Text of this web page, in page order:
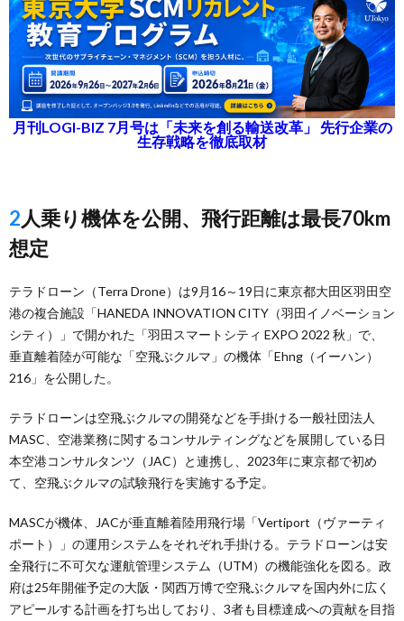
月刊LOGI-BIZ 7月号は「未来を創る輸送改革」 先行企業の
生存戦略を徹底取材
2人乗り機体を公開、飛行距離は最長70km
想定
テラドローン（Terra Drone）は9月16～19日に東京都大田区羽田空
港の複合施設「HANEDA INNOVATION CITY（羽田イノベーション
シティ）」で開かれた「羽田スマートシティ EXPO 2022 秋」で、
垂直離着陸が可能な「空飛ぶクルマ」の機体「Ehng（イーハン）
216」を公開した。
テラドローンは空飛ぶクルマの開発などを手掛ける一般社団法人
MASC、空港業務に関するコンサルティングなどを展開している日
本空港コンサルタンツ（JAC）と連携し、2023年に東京都で初め
て、空飛ぶクルマの試験飛行を実施する予定。
MASCが機体、JACが垂直離着陸用飛行場「Vertiport（ヴァーティ
ポート）」の運用システムをそれぞれ手掛ける。テラドローンは安
全飛行に不可欠な運航管理システム（UTM）の機能強化を図る。政
府は25年開催予定の大阪・関西万博で空飛ぶクルマを国内外に広く
アピールする計画を打ち出しており、3者も目標達成への貢献を目指